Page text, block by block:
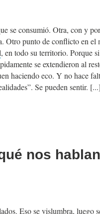
se consumió. Otra, con y
Otro punto de conflicto en el
, en todo su territorio. Porque
se extendieron al
haciendo eco. Y no hace
Se pueden sentir.
nos
Eso se vislumbra, luego